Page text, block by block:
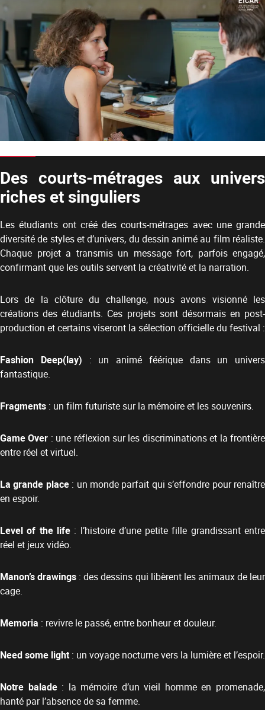
Des courts-métrages aux univers
riches et singuliers
Les étudiants ont créé des courts-métrages avec une grande
diversité de styles et d’univers, du dessin animé au film réaliste.
Chaque projet a transmis un message fort, parfois engagé,
confirmant que les outils servent la créativité et la narration.
Lors de la clôture du challenge, nous avons visionné les
créations des étudiants. Ces projets sont désormais en post-
production et certains viseront la sélection officielle du festival :
Fashion Deep(lay) : un animé féérique dans un univers
fantastique.
Fragments : un film futuriste sur la mémoire et les souvenirs.
Game Over : une réflexion sur les discriminations et la frontière
entre réel et virtuel.
La grande place: un monde parfait qui s’effondre pour renaître
en espoir.
Level of the life: l’histoire d’une petite fille grandissant entre
réel et jeux vidéo.
Manon’s drawings : des dessins qui libèrent les animaux de leur
cage.
Memoria : revivre le passé, entre bonheur et douleur.
Need some light: un voyage nocturne vers la lumière et l’espoir.
Notre balade: la mémoire d’un vieil homme en promenade,
hanté par l’absence de sa femme.